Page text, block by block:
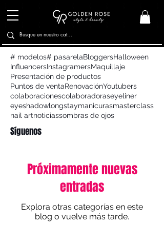
# modelos# pasarelaBloggersHalloween
InfluencersInstagramersMaquillaje
Presentación de productos
Puntos de ventaRenovaciónYoutubers
colaboracionescolaboradoraseyeliner
eyeshadowlongstaymanicurasmasterclass
nail artnoticiassombras de ojos
Síguenos
Próximamente nuevas
entradas
Explora otras categorías en este
blog o vuelve más tarde.